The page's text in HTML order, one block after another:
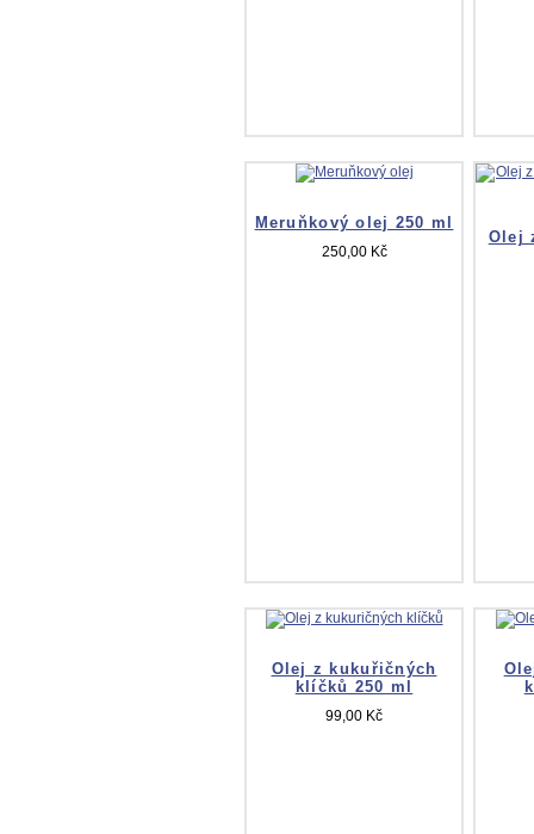
Meruňkový olej 250 ml
250,00 Kč
Olej
Olej z kukuřičných
klíčků 250 ml
99,00 Kč